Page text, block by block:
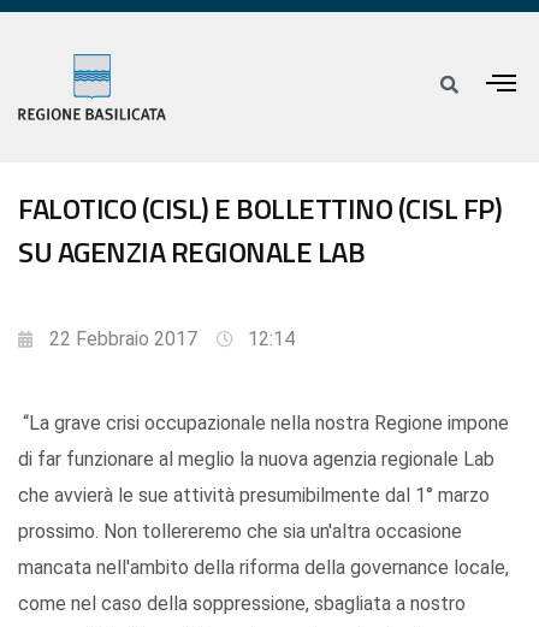
FALOTICO (CISL) E BOLLETTINO (CISL FP)
SU AGENZIA REGIONALE LAB
22 Febbraio 2017 12:14
“La grave crisi occupazionale nella nostra Regione impone
di far funzionare al meglio la nuova agenzia regionale Lab
che avvierà le sue attività presumibilmente dal 1° marzo
prossimo. Non tollereremo che sia un'altra occasione
mancata nell'ambito della riforma della governance locale,
come nel caso della soppressione, sbagliata a nostro